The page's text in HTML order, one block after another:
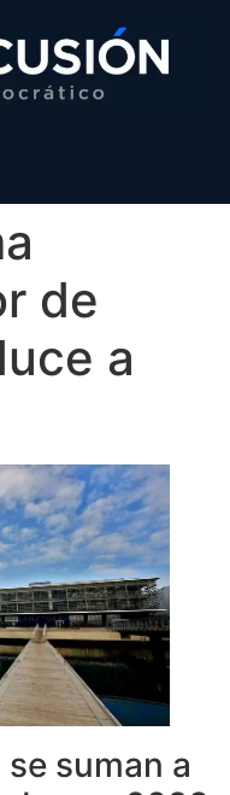
de
a
suman a